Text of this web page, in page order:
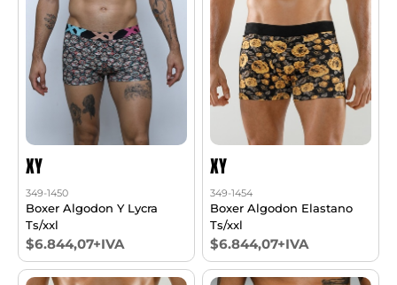
XY
349-1450
Boxer Algodon Y Lycra
Ts/xxl
$6.844,07+IVA
XY
349-1454
Boxer Algodon Elastano
Ts/xxl
$6.844,07+IVA